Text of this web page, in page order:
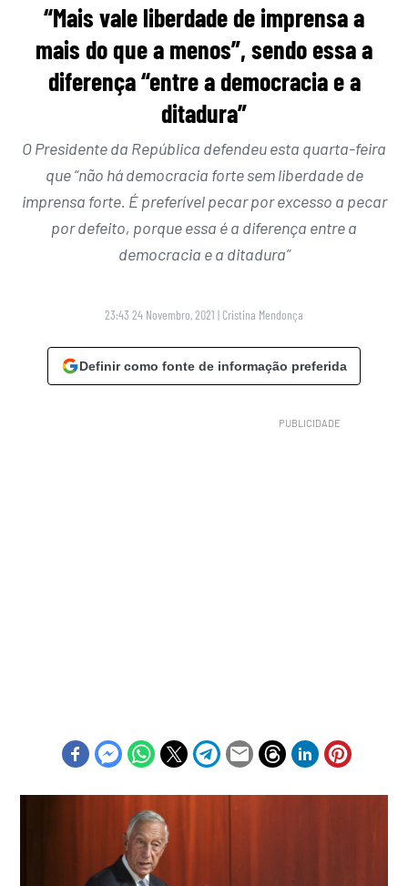
“Mais vale liberdade de imprensa a
mais do que a menos”, sendo essa a
diferença “entre a democracia e a
ditadura”
O Presidente da República defendeu esta quarta-feira
que “não há democracia forte sem liberdade de
imprensa forte. É preferível pecar por excesso a pecar
por defeito, porque essa é a diferença entre a
democracia e a ditadura”
23:43 24 Novembro, 2021 | Cristina Mendonça
Definir como fonte de informação preferida